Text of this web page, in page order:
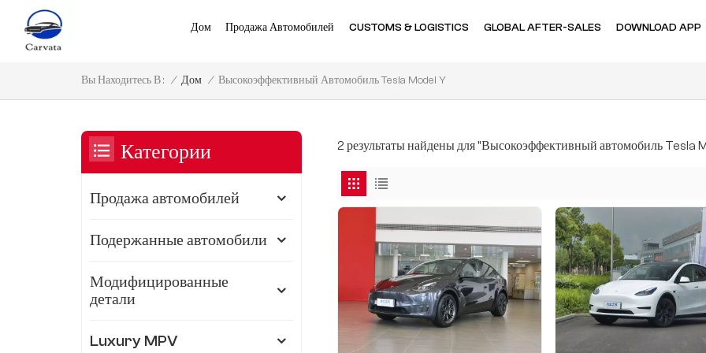
Дом Продажа Автомобилей CUSTOMS & LOGISTICS GLOBAL AFTER-SALES DOWNLOAD APP
Вы Находитесь В : / Дом / Высокоэффективный Автомобиль Tesla Model Y
2 результаты найдены для "Высокоэффективный автомобиль Tesla
Категории
Продажа автомобилей
Подержанные автомобили
Модифицированные
детали
Luxury MPV